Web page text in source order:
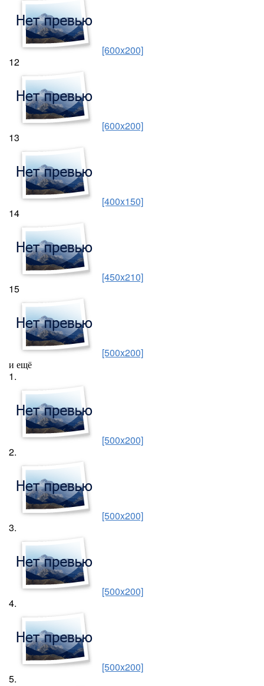
[600x200]
12
[600x200]
13
[400x150]
14
[450x210]
15
[500x200]
и ещё
1.
[500x200]
2.
[500x200]
3.
[500x200]
4.
[500x200]
5.